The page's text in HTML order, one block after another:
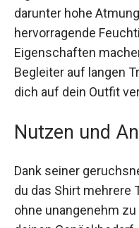
hervorragende
Eigenschaften
Begleiter auf langen
dich auf dein Outfit
Nutzen und
kannst du das Shirt
tragen, ohne
reduziert deinen